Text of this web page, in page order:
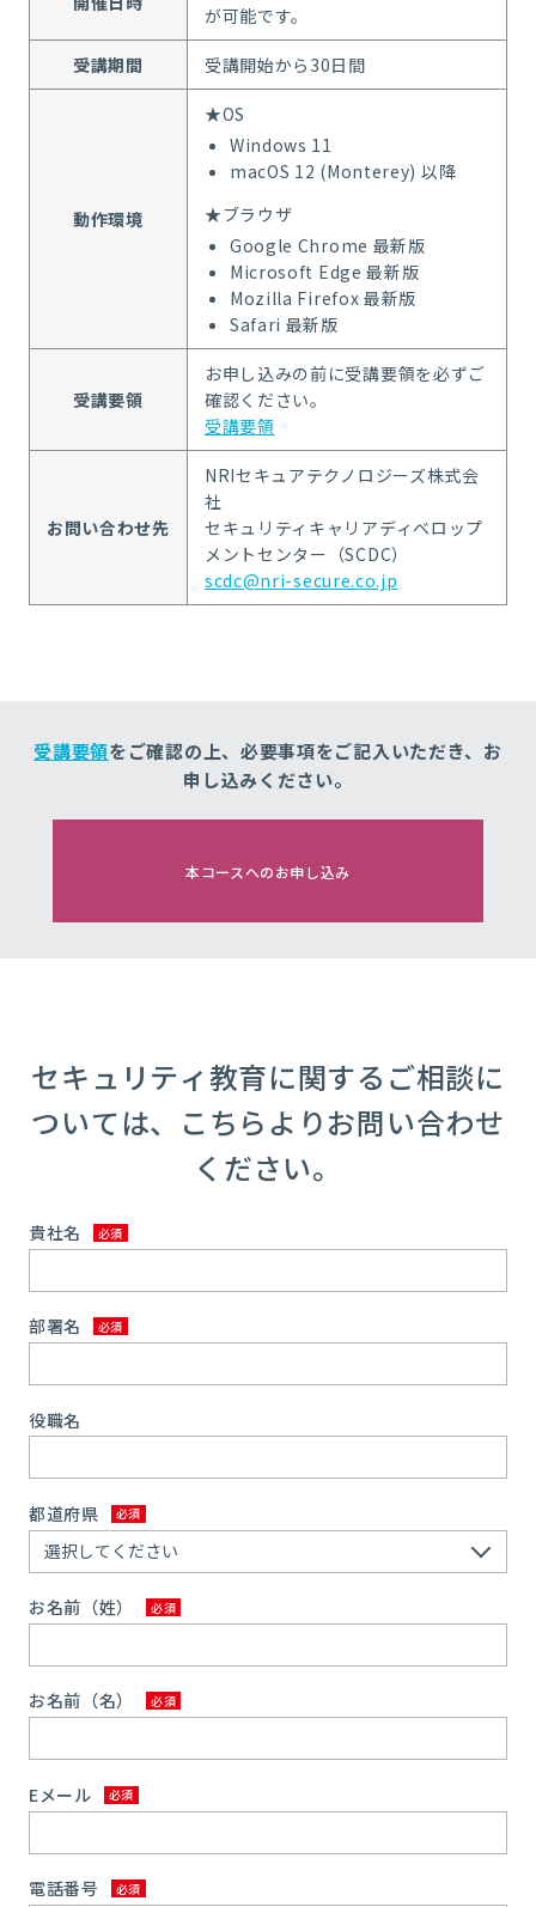
が可能です。
受講期間 受講開始から30日間
動作環境
★OS
Windows 11
macOS 12 (Monterey) 以降
★ブラウザ
Google Chrome 最新版
Microsoft Edge 最新版
Mozilla Firefox 最新版
Safari 最新版
受講要領
お申し込みの前に受講要領を必ずご
確認ください。
受講要領
お問い合わせ先
NRIセキュアテクノロジーズ株式会
社
セキュリティキャリアディベロップ
メントセンター（SCDC）
scdc@nri-secure.co.jp
受講要領をご確認の上、 必要事項をご記入いただき、 お
申し込みください。
本コースへのお申し込み
セキュリティ教育に関するご相談に
ついては、こちらよりお問い合わせ
ください。
貴社名
部署名
役職名
都道府県
お名前（姓）
お名前（名）
Eメール
電話番号